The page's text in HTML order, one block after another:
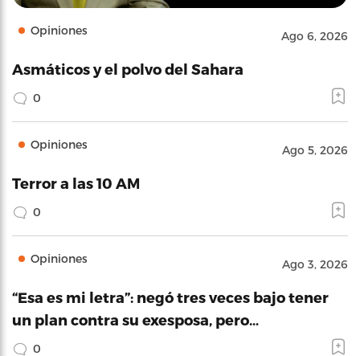
Opiniones Ago 6, 2026
Asmáticos y el polvo del Sahara
0
Opiniones Ago 5, 2026
Terror a las 10 AM
0
Opiniones Ago 3, 2026
“Esa es mi letra”: negó tres veces bajo tener
un plan contra su exesposa, pero…
0